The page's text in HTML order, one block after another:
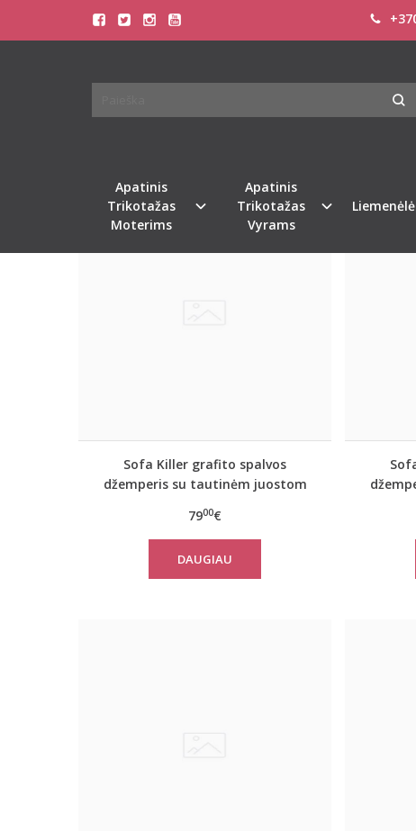
Apatinis
Trikotažas
Moterims
Apatinis
Trikotažas
Vyrams
PREKIŲ PAIEŠKA - JUOSTOM
Sofa Killer grafito spalvos
džemperis su tautinėm juostom
7900€
DAUGIAU